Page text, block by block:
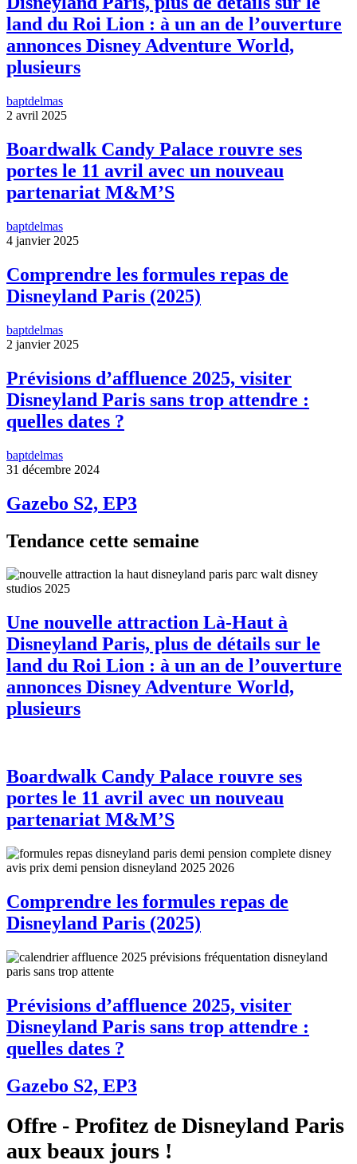
land du Roi Lion : à un an de l’ouverture
annonces Disney Adventure World,
plusieurs
baptdelmas
2 avril 2025
Boardwalk Candy Palace rouvre ses
portes le 11 avril avec un nouveau
partenariat M&M’S
baptdelmas
4 janvier 2025
Comprendre les formules repas de
Disneyland Paris (2025)
baptdelmas
2 janvier 2025
Prévisions d’affluence 2025, visiter
Disneyland Paris sans trop attendre :
quelles dates ?
baptdelmas
31 décembre 2024
Gazebo S2, EP3
Tendance cette semaine
Une nouvelle attraction Là-Haut à
Disneyland Paris, plus de détails sur le
land du Roi Lion : à un an de l’ouverture
annonces Disney Adventure World,
plusieurs
Boardwalk Candy Palace rouvre ses
portes le 11 avril avec un nouveau
partenariat M&M’S
Comprendre les formules repas de
Disneyland Paris (2025)
Prévisions d’affluence 2025, visiter
Disneyland Paris sans trop attendre :
quelles dates ?
Gazebo S2, EP3
Offre - Profitez de Disneyland Paris
aux beaux jours !